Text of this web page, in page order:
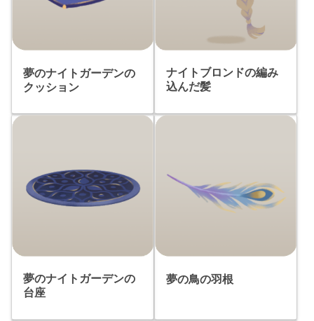
夢のナイトガーデンの
クッション
ナイトブロンドの編み
込んだ髪
夢のナイトガーデンの
台座
夢の鳥の羽根